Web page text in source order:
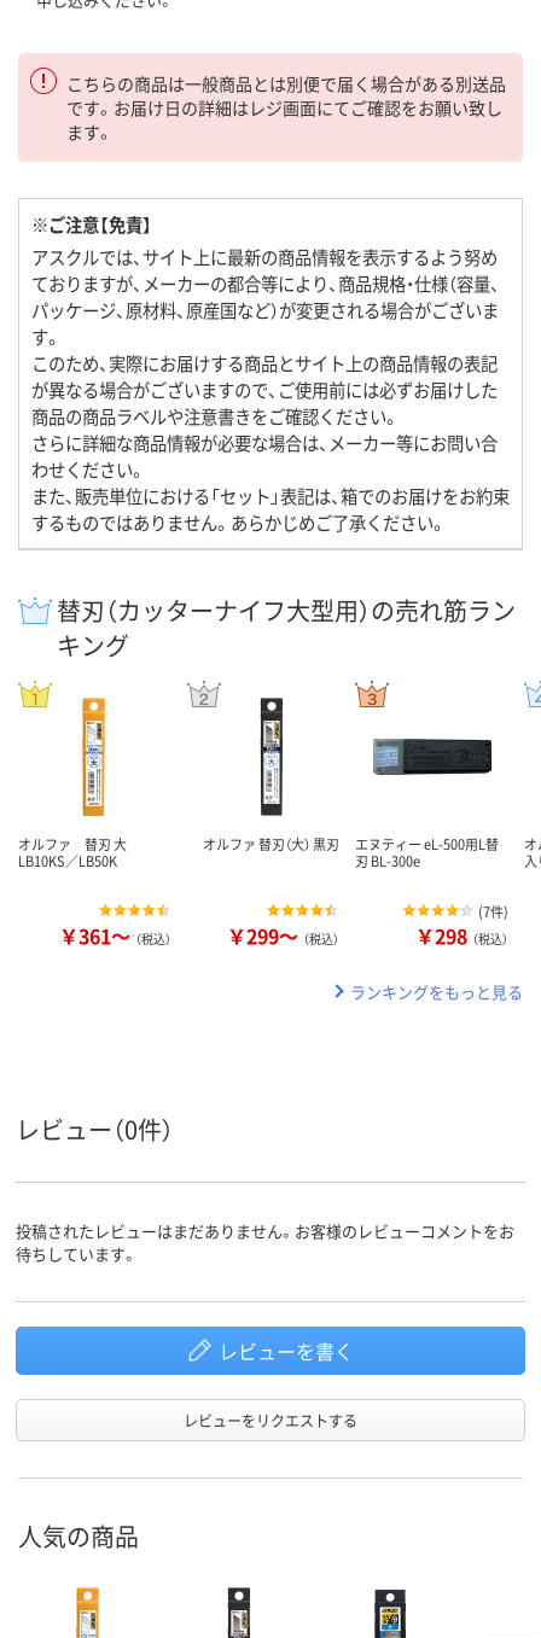
こちらの商品は一般商品とは別便で届く場合がある別送品
です。お届け日の詳細はレジ画面にてご確認をお願い致し
ます。
※ご注意【免責】
アスクルでは、サイト上に最新の商品情報を表示するよう努め
ておりますが、メーカーの都合等により、商品規格・仕様（容量、
パッケージ、原材料、原産国など）が変更される場合がございま
す。
このため、実際にお届けする商品とサイト上の商品情報の表記
が異なる場合がございますので、ご使用前には必ずお届けした
商品の商品ラベルや注意書きをご確認ください。
さらに詳細な商品情報が必要な場合は、メーカー等にお問い合
わせください。
また、販売単位における「セット」表記は、箱でのお届けをお約束
するものではありません。あらかじめご了承ください。
替刃（カッターナイフ大型用）の売れ筋ラン
キング
オルファ 替刃 大
LB10KS／LB50K
￥361～ （税込）
オルファ 替刃（大） 黒刃
￥299～ （税込）
エヌティー eL-500用L替
刃 BL-300e
(7件)
￥298 （税込）
ランキングをもっと見る
レビュー（0件）
投稿されたレビューはまだありません。お客様のレビューコメントをお
待ちしています。
レビューを書く
レビューをリクエストする
人気の商品